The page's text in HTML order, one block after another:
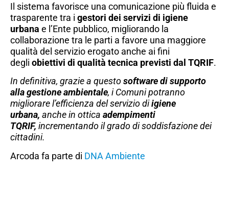
Il sistema favorisce una comunicazione più fluida e
trasparente tra i gestori dei servizi di igiene
urbana e l’Ente pubblico, migliorando la
collaborazione tra le parti a favore una maggiore
qualità del servizio erogato anche ai fini
degli obiettivi di qualità tecnica previsti dal TQRIF.
In definitiva, grazie a questosoftware di supporto
alla gestione ambientale, i Comuni potranno
migliorare l’efficienza del servizio diigiene
urbana, anche in ottica adempimenti
TQRIF, incrementando il grado di soddisfazione dei
cittadini.
Arcoda fa parte di DNA Ambiente